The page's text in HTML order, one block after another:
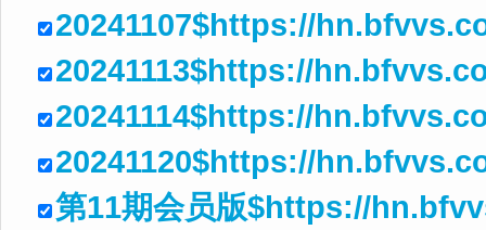
20241107$https://
20241113$https://
20241114$https://
20241120$https://
第11期会员版$https://